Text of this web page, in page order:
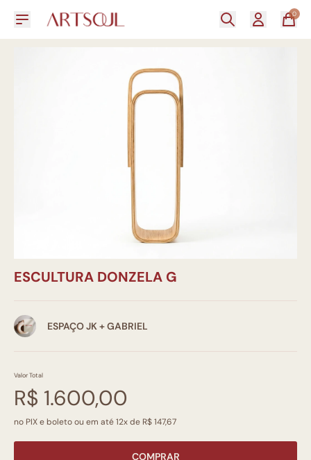
0
ESCULTURA DONZELA G
ESPAÇO JK + GABRIEL
Valor Total
R$ 1.600,00
no PIX e boleto ou em até 12x de R$ 147,67
COMPRAR